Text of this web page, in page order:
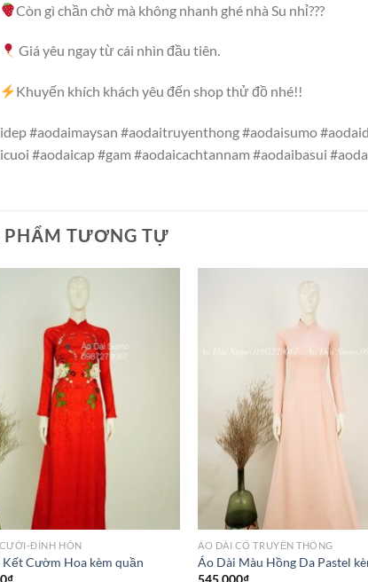
Còn gì chần chờ mà không nhanh ghé nhà Su nhỉ???
Giá yêu ngay từ cái nhìn đầu tiên.
Khuyến khích khách yêu đến shop thử đồ nhé!!
#aodaimaysan #aodaitruyenthong #aodaisumo
#aodaicap #gam #aodaicachtannam #aodaibasui
PHẨM TƯƠNG TỰ
ĐÍNH HÔN
Cườm Hoa kèm quần
ÁO DÀI CỔ TRUYỀN THỐNG
Áo Dài Màu Hồng Da Pastel